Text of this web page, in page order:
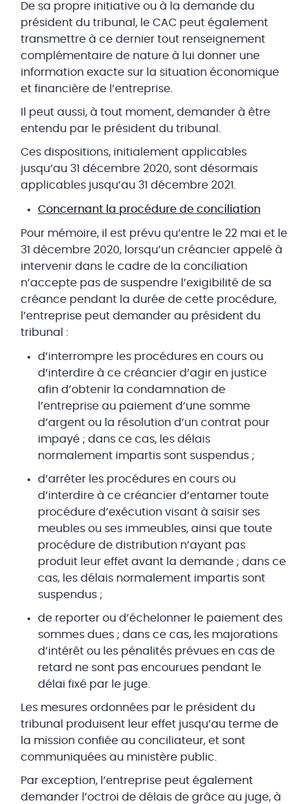
De sa propre initiative ou à la demande du
président du tribunal, le CAC peut également
transmettre à ce dernier tout renseignement
complémentaire de nature à lui donner une
information exacte sur la situation économique
et financière de l’entreprise.
Il peut aussi, à tout moment, demander à être
entendu par le président du tribunal.
Ces dispositions, initialement applicables
jusqu’au 31 décembre 2020, sont désormais
applicables jusqu’au 31 décembre 2021.
Concernant la procédure de conciliation
Pour mémoire, il est prévu qu’entre le 22 mai et le
31 décembre 2020, lorsqu’un créancier appelé à
intervenir dans le cadre de la conciliation
n’accepte pas de suspendre l’exigibilité de sa
créance pendant la durée de cette procédure,
l’entreprise peut demander au président du
tribunal :
d’interrompre les procédures en cours ou
d’interdire à ce créancier d’agir en justice
afin d’obtenir la condamnation de
l’entreprise au paiement d’une somme
d’argent ou la résolution d’un contrat pour
impayé ; dans ce cas, les délais
normalement impartis sont suspendus ;
d’arrêter les procédures en cours ou
d’interdire à ce créancier d’entamer toute
procédure d’exécution visant à saisir ses
meubles ou ses immeubles, ainsi que toute
procédure de distribution n’ayant pas
produit leur effet avant la demande ; dans ce
cas, les délais normalement impartis sont
suspendus ;
de reporter ou d’échelonner le paiement des
sommes dues ; dans ce cas, les majorations
d’intérêt ou les pénalités prévues en cas de
retard ne sont pas encourues pendant le
délai fixé par le juge.
Les mesures ordonnées par le président du
tribunal produisent leur effet jusqu’au terme de
la mission confiée au conciliateur, et sont
communiquées au ministère public.
Par exception, l’entreprise peut également
demander l’octroi de délais de grâce au juge, à